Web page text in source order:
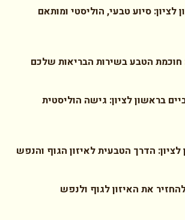
סיוע טבעי, הוליסטי ומותאם
חוכמת הטבע בשירות הבריאות שלכם
בראשון לציון: גישה הוליסטית
לציון: הדרך הטבעית לאיזון הגוף והנפש
את האיזון לגוף ולנפש